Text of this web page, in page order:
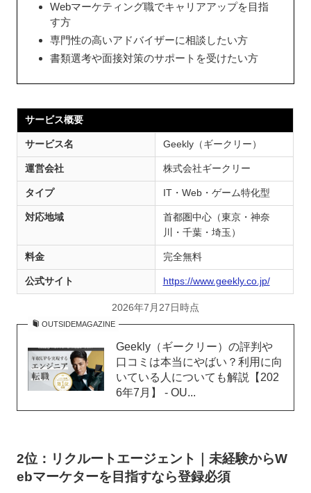
Webマーケティング職でキャリアアップを目指
す方
専門性の高いアドバイザーに相談したい方
書類選考や面接対策のサポートを受けたい方
サービス概要
サービス名 Geekly（ギークリー）
運営会社 株式会社ギークリー
タイプ IT・Web・ゲーム特化型
対応地域
首都圏中心（東京・神奈
川・千葉・埼玉）
料金 完全無料
公式サイト https://www.geekly.co.jp/
2026年7月27日時点
OUTSIDEMAGAZINE
Geekly（ギークリー）の評判や
口コミは本当にやばい？利用に向
いている人についても解説【202
6年7月】 - OU...
2位：リクルートエージェント｜未経験からW
ebマーケターを目指すなら登録必須